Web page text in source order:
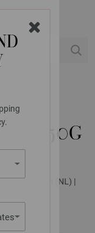
50G
(NL) |